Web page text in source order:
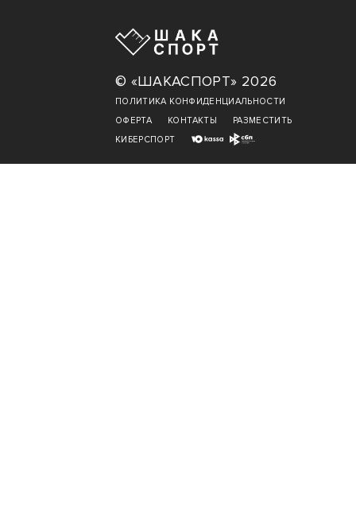
© «ШАКАСПОРТ» 2026
ПОЛИТИКА КОНФИДЕНЦИАЛЬНОСТИ
ОФЕРТА
КОНТАКТЫ
РАЗМЕСТИТЬ
КИБЕРСПОРТ